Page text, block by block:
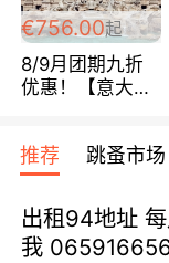
€756.00起
8/9月团期九折
优惠！【意大利
所有日期铁发！
全程四星级宾馆
108欧/天起 全程
756欧/位
推荐 跳蚤市场
出租94地址
我